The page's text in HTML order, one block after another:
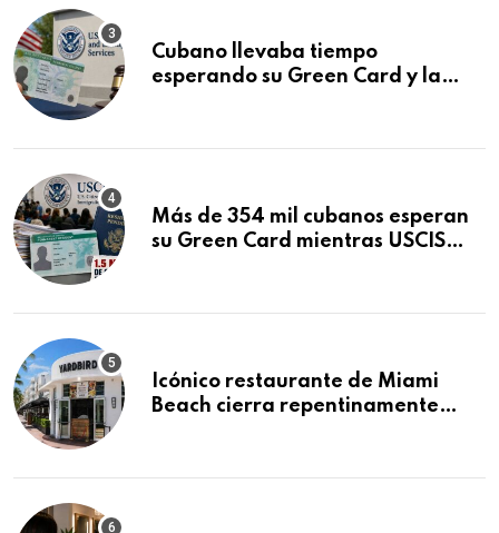
Cubano llevaba tiempo
esperando su Green Card y la
Más de 354 mil cubanos esperan
su Green Card mientras USCIS
Icónico restaurante de Miami
Beach cierra repentinamente